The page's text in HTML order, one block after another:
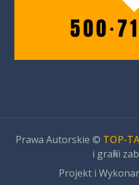
Prawa Autorskie © TOP-
i grafiki
Projekt i